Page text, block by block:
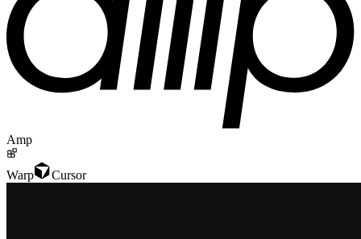
Amp
Warp Cursor